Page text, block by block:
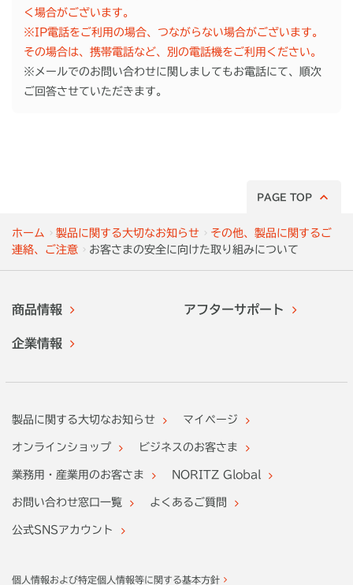
ホーム 製品に関する大切なお知らせ
その他、製品に関するご
連絡、ご注意
お客さまの安全に向けた取り組みについて
く場合がございます。
※IP電話をご利用の場合、つながらない場合がございます。
その場合は、携帯電話など、別の電話機をご利用ください。
※メールでのお問い合わせに関しましてもお電話にて、順次
ご回答させていただきます。
PAGE TOP
商品情報 アフターサポート
企業情報
製品に関する大切なお知らせ マイページ
オンラインショップ ビジネスのお客さま
業務用・産業用のお客さま NORITZ Global
お問い合わせ窓口一覧 よくあるご質問
公式SNSアカウント
個人情報および特定個人情報等に関する基本方針